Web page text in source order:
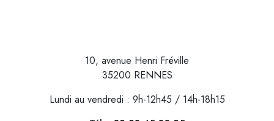
10, avenue Henri Fréville
35200 RENNES
Lundi au vendredi : 9h-12h45 / 14h-18h15